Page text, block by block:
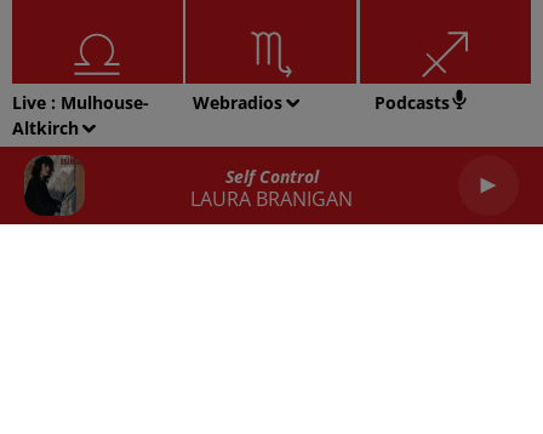
Live : Mulhouse-
Altkirch
Webradios Podcasts
Self Control
LAURA BRANIGAN
Balance